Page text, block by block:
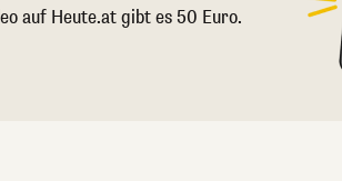
auf Heute.at gibt es 50 Euro.